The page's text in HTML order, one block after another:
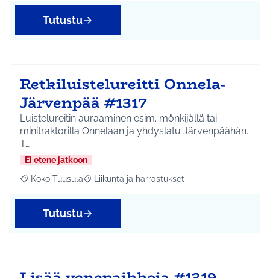
Tutustu
Retkiluistelureitti Onnela-
Järvenpää #1317
Luistelureitin auraaminen esim. mönkijällä tai
minitraktorilla Onnelaan ja yhdyslatu Järvenpäähän.
T…
Ei etene jatkoon
Rajaa tulokset aihepiirin mukaan: Koko Tuusula
Koko Tuusula Rajaa tulokset teeman mukaan: Liikunta ja
Liikunta ja harrastukset
Tutustu